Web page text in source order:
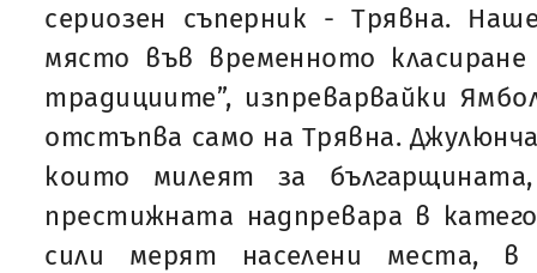
сериозен съперник - Трявна.
място във временното
традициите”, изпреварвайки
отстъпва само на Трявна.
които милеят за
престижната надпревара в
сили мерят населени места, в